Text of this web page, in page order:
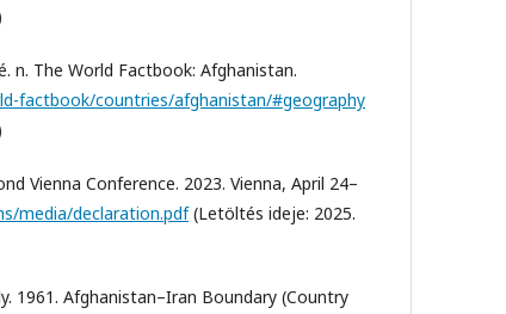
n. The World Factbook: Afghanistan.
factbook/countries/afghanistan/#geography
Vienna Conference. 2023. Vienna, April 24–
media/declaration.pdf(Letöltés ideje: 2025.
1961. Afghanistan–Iran Boundary (Country